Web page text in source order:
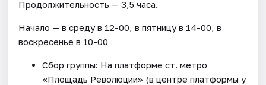
Продолжительность — 3,5 часа.
Начало — в среду в 12-00, в пятницу в 14-00, в
воскресенье в 10-00
Сбор группы: На платформе ст. метро
«Площадь Революции» (в центре платформы у